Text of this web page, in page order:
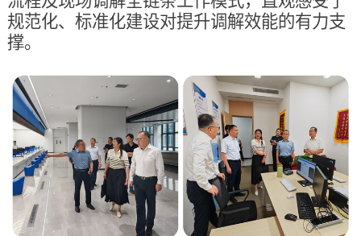
规范化、标准化建设对提升调解效能的有力支
撑。